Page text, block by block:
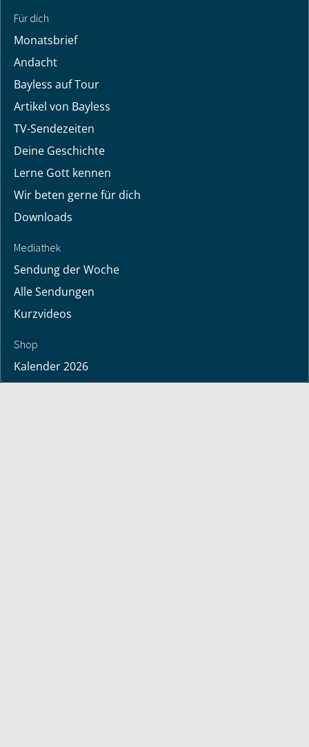
Für dich
Monatsbrief
Andacht
Bayless auf Tour
Artikel von Bayless
TV-Sendezeiten
Deine Geschichte
Lerne Gott kennen
Wir beten gerne für dich
Downloads
Mediathek
Sendung der Woche
Alle Sendungen
Kurzvideos
Shop
Kalender 2026